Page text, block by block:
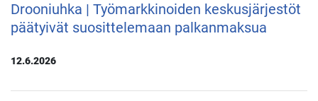
Drooniuhka | Työmarkkinoiden keskusjärjestöt
päätyivät suosittelemaan palkanmaksua
12.6.2026